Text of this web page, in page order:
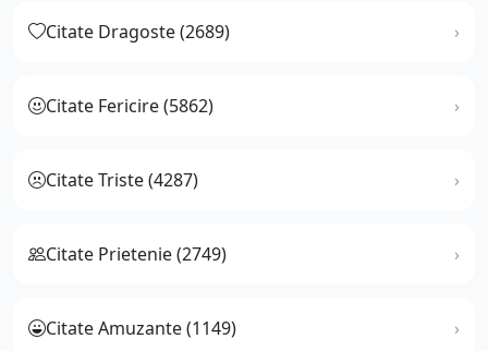
Citate Dragoste (2689)
Citate Fericire (5862)
Citate Triste (4287)
Citate Prietenie (2749)
Citate Amuzante (1149)